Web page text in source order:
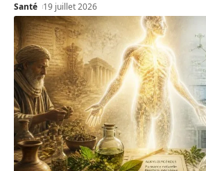
Santé 19 juillet 2026